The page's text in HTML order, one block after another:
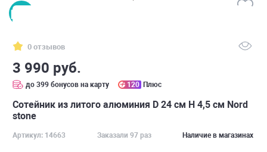
0 отзывов
3 990 руб.
до 399 бонусов на карту 120 Плюс
Сотейник из литого алюминия D 24 см H 4,5 см Nord
stone
Артикул: 14663 Заказали 97 раз Наличие в магазинах